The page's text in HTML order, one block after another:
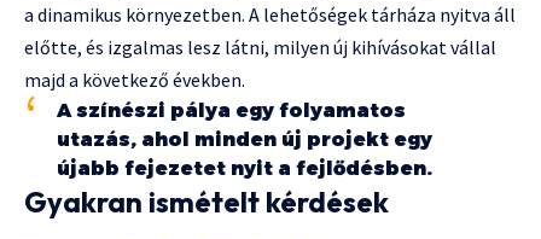
a dinamikus környezetben. A lehetőségek tárháza nyitva áll
előtte, és izgalmas lesz látni, milyen új kihívásokat vállal
majd a következő években.
A színészi pálya egy folyamatos
utazás, ahol minden új projekt egy
újabb fejezetet nyit a fejlődésben.
Gyakran ismételt kérdések